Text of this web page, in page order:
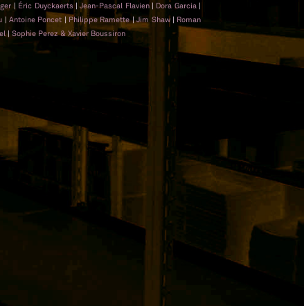
| Éric Duyckaerts |Jean-Pascal Flavien | Dora Garcia |
|Antoine Poncet | Philippe Ramette|Jim Shaw | Roman
| Sophie Perez & Xavier Boussiron